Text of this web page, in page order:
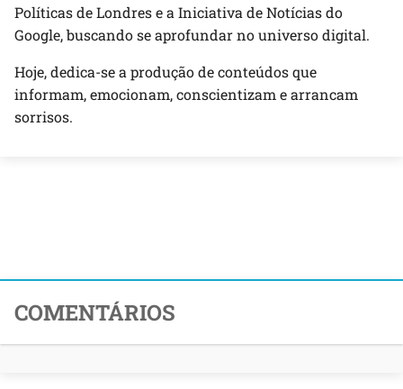
Políticas de Londres e a Iniciativa de Notícias do
Google, buscando se aprofundar no universo digital.
Hoje, dedica-se a produção de conteúdos que
informam, emocionam, conscientizam e arrancam
sorrisos.
COMENTÁRIOS